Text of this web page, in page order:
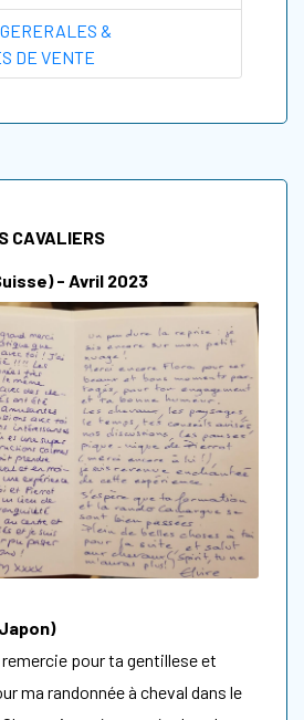
&
DE VENTE
CAVALIERS
- Avril 2023
pour ta gentillese et
ma randonnée à cheval dans le